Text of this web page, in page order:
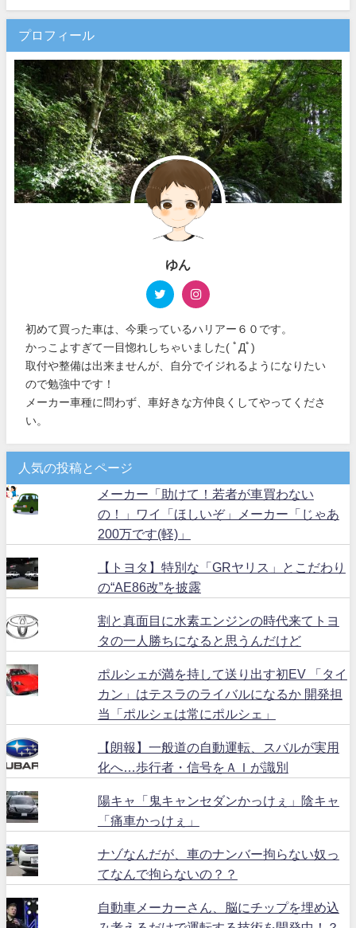
プロフィール
ゆん
初めて買った車は、今乗っているハリアー６０です。
かっこよすぎて一目惚れしちゃいました( ﾟДﾟ)
取付や整備は出来ませんが、自分でイジれるようになりたい
ので勉強中です！
メーカー車種に問わず、車好きな方仲良くしてやってくださ
い。
人気の投稿とページ
メーカー「助けて！若者が車買わない
の！」ワイ「ほしいぞ」メーカー「じゃあ
200万です(軽)」
【トヨタ】特別な「GRヤリス」とこだわり
の“AE86改”を披露
割と真面目に水素エンジンの時代来てトヨ
タの一人勝ちになると思うんだけど
ポルシェが満を持して送り出す初EV 「タイ
カン」はテスラのライバルになるか 開発担
当「ポルシェは常にポルシェ」
【朗報】一般道の自動運転、スバルが実用
化へ…歩行者・信号をＡＩが識別
陽キャ「鬼キャンセダンかっけぇ」陰キャ
「痛車かっけぇ」
ナゾなんだが、車のナンバー拘らない奴っ
てなんで拘らないの？？
自動車メーカーさん、脳にチップを埋め込